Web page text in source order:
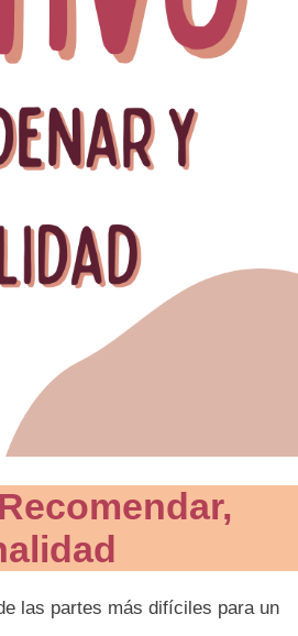
las partes más difíciles para un